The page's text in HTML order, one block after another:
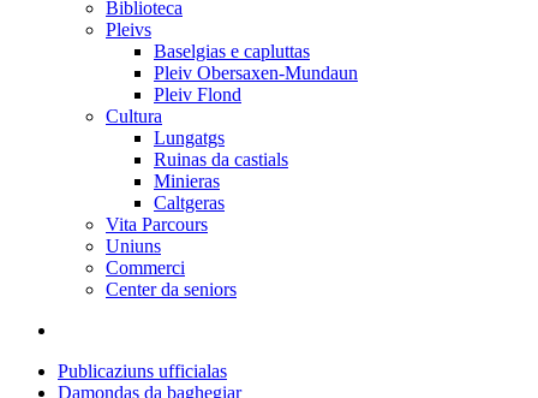
Biblioteca
Pleivs
Baselgias e capluttas
Pleiv Obersaxen-Mundaun
Pleiv Flond
Cultura
Lungatgs
Ruinas da castials
Minieras
Caltgeras
Vita Parcours
Uniuns
Commerci
Center da seniors
Publicaziuns ufficialas
Damondas da baghegiar